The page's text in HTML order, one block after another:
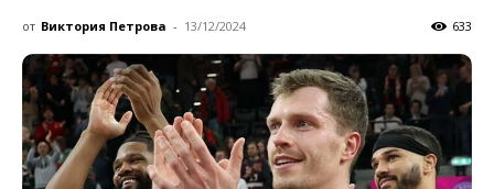
от Виктория Петрова - 13/12/2024 633